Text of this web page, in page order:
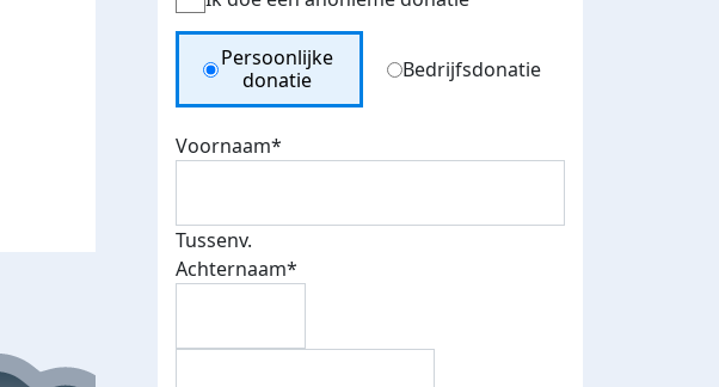
Donation Type
Persoonlijke
donatie
Bedrijfsdonatie
Voornaam*
Tussenv.
Achternaam*